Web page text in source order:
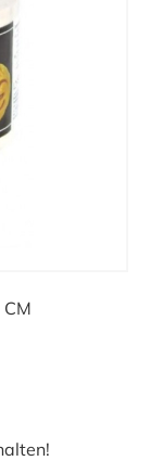
CM